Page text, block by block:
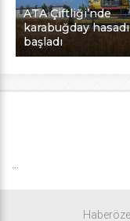
ATA Çiftliği’nde
karabuğday hasadı
başladı